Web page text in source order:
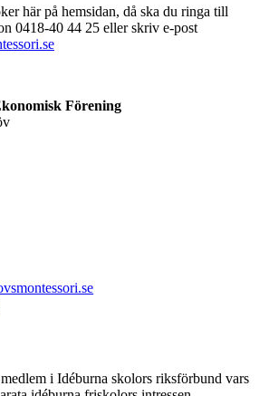
här på hemsidan, då ska du ringa till
0418-40 44 25 eller skriv e-post
Förening
i Idéburna skolors riksförbund vars